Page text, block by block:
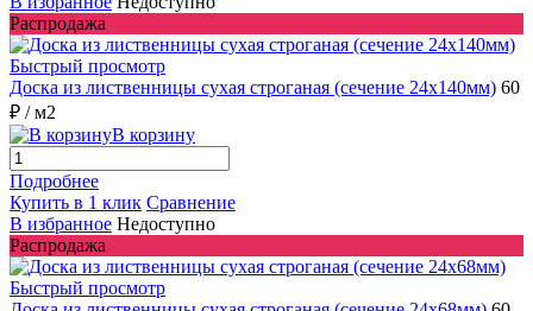
Распродажа
Быстрый просмотр
Доска из лиственницы сухая строганая (сечение 24x140мм) 60
₽ / м2
В корзину
Подробнее
Купить в 1 клик Сравнение
В избранное Недоступно
Распродажа
Быстрый просмотр